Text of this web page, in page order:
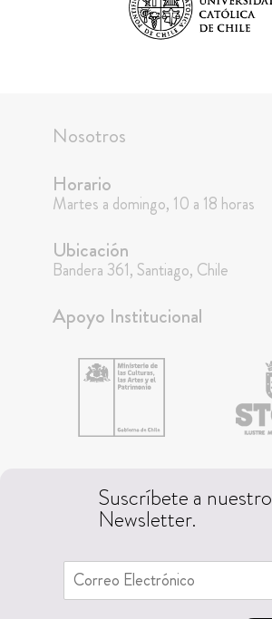
Nosotros
Horario
Martes a domingo, 10 a 18 horas
Ubicación
Bandera 361, Santiago, Chile
Apoyo Institucional
Suscríbete a nuestro
Newsletter.